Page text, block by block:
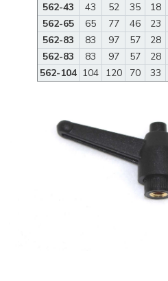
562-43
43 52 35 18
562-65
65 77 46 23
562-83
83 97 57 28
562-83
83 97 57 28
562-104 104 120 70 33